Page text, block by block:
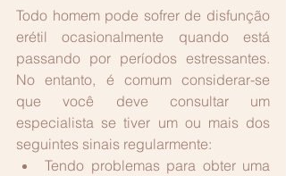
Todo homem pode sofrer de disfunção
erétil ocasionalmente quando está
passando por períodos estressantes.
No entanto, é comum considerar-se
que você deve consultar um
especialista se tiver um ou mais dos
seguintes sinais regularmente:
Tendo problemas para obter uma